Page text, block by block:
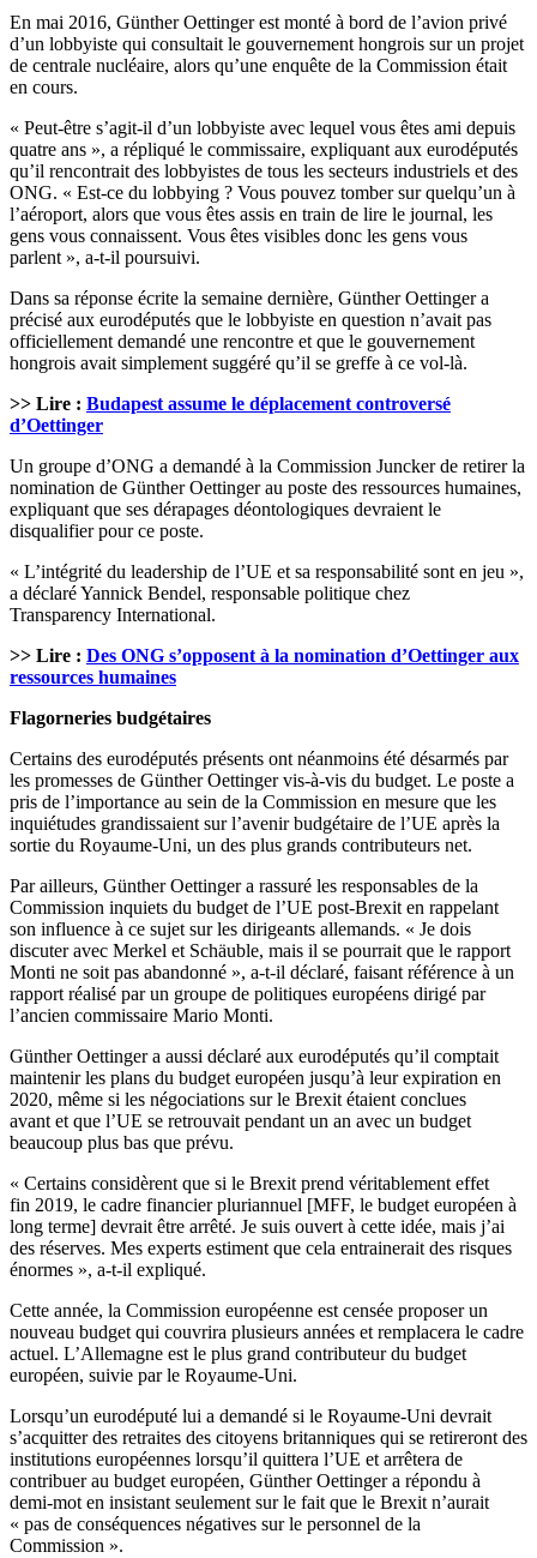
En mai 2016, Günther Oettinger est monté à bord de l’avion privé
d’un lobbyiste qui consultait le gouvernement hongrois sur un projet
de centrale nucléaire, alors qu’une enquête de la Commission était
en cours.
« Peut-être s’agit-il d’un lobbyiste avec lequel vous êtes ami depuis
quatre ans », a répliqué le commissaire, expliquant aux eurodéputés
qu’il rencontrait des lobbyistes de tous les secteurs industriels et des
ONG. « Est-ce du lobbying ? Vous pouvez tomber sur quelqu’un à
l’aéroport, alors que vous êtes assis en train de lire le journal, les
gens vous connaissent. Vous êtes visibles donc les gens vous
parlent », a-t-il poursuivi.
Dans sa réponse écrite la semaine dernière, Günther Oettinger a
précisé aux eurodéputés que le lobbyiste en question n’avait pas
officiellement demandé une rencontre et que le gouvernement
hongrois avait simplement suggéré qu’il se greffe à ce vol-là.
>> Lire : Budapest assume le déplacement controversé
d’Oettinger
Un groupe d’ONG a demandé à la Commission Juncker de retirer la
nomination de Günther Oettinger au poste des ressources humaines,
expliquant que ses dérapages déontologiques devraient le
disqualifier pour ce poste.
« L’intégrité du leadership de l’UE et sa responsabilité sont en jeu »,
a déclaré Yannick Bendel, responsable politique chez
Transparency International.
>> Lire : Des ONG s’opposent à la nomination d’Oettinger aux
ressources humaines
Flagorneries budgétaires
Certains des eurodéputés présents ont néanmoins été désarmés par
les promesses de Günther Oettinger vis-à-vis du budget. Le poste a
pris de l’importance au sein de la Commission en mesure que les
inquiétudes grandissaient sur l’avenir budgétaire de l’UE après la
sortie du Royaume-Uni, un des plus grands contributeurs net.
Par ailleurs, Günther Oettinger a rassuré les responsables de la
Commission inquiets du budget de l’UE post-Brexit en rappelant
son influence à ce sujet sur les dirigeants allemands. « Je dois
discuter avec Merkel et Schäuble, mais il se pourrait que le rapport
Monti ne soit pas abandonné », a-t-il déclaré, faisant référence à un
rapport réalisé par un groupe de politiques européens dirigé par
l’ancien commissaire Mario Monti.
Günther Oettinger a aussi déclaré aux eurodéputés qu’il comptait
maintenir les plans du budget européen jusqu’à leur expiration en
2020, même si les négociations sur le Brexit étaient conclues
avant et que l’UE se retrouvait pendant un an avec un budget
beaucoup plus bas que prévu.
« Certains considèrent que si le Brexit prend véritablement effet
fin 2019, le cadre financier pluriannuel [MFF, le budget européen à
long terme] devrait être arrêté. Je suis ouvert à cette idée, mais j’ai
des réserves. Mes experts estiment que cela entrainerait des risques
énormes », a-t-il expliqué.
Cette année, la Commission européenne est censée proposer un
nouveau budget qui couvrira plusieurs années et remplacera le cadre
actuel. L’Allemagne est le plus grand contributeur du budget
européen, suivie par le Royaume-Uni.
Lorsqu’un eurodéputé lui a demandé si le Royaume-Uni devrait
s’acquitter des retraites des citoyens britanniques qui se retireront des
institutions européennes lorsqu’il quittera l’UE et arrêtera de
contribuer au budget européen, Günther Oettinger a répondu à
demi-mot en insistant seulement sur le fait que le Brexit n’aurait
« pas de conséquences négatives sur le personnel de la
Commission ».